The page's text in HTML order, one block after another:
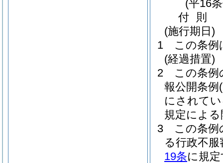
(平16
付 則
(施行期日)
1
この条例
(経過措置)
2
この条例
報公開条例
にされて
規定によ
3
この条例
る行政不
19条に規